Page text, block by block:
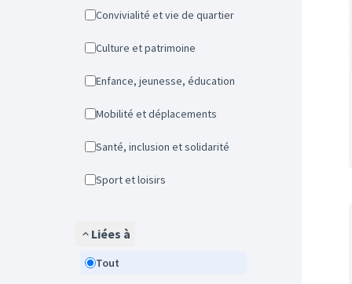
Convivialité et vie de quartier
Culture et patrimoine
Enfance, jeunesse, éducation
Mobilité et déplacements
Santé, inclusion et solidarité
Sport et loisirs
Liées à
Tout